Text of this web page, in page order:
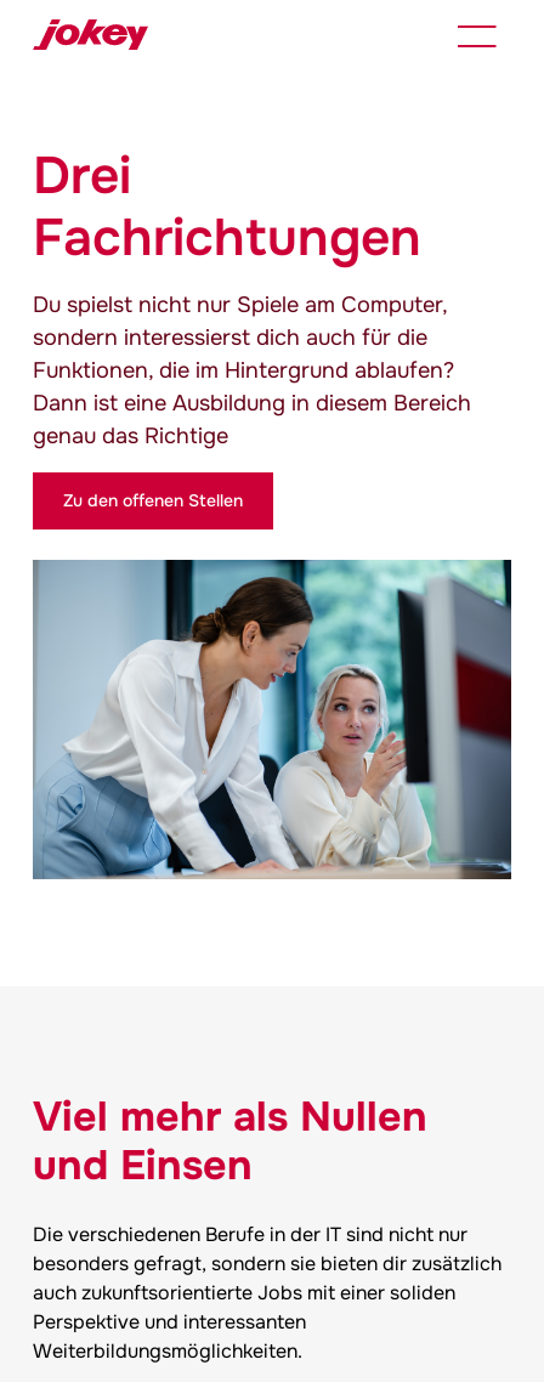
Drei
Fachrichtungen
Du spielst nicht nur Spiele am Computer,
sondern interessierst dich auch für die
Funktionen, die im Hintergrund ablaufen?
Dann ist eine Ausbildung in diesem Bereich
genau das Richtige
Zu den offenen Stellen
Viel mehr als Nullen
und Einsen
Die verschiedenen Berufe in der IT sind nicht nur
besonders gefragt, sondern sie bieten dir zusätzlich
auch zukunftsorientierte Jobs mit einer soliden
Perspektive und interessanten
Weiterbildungsmöglichkeiten.